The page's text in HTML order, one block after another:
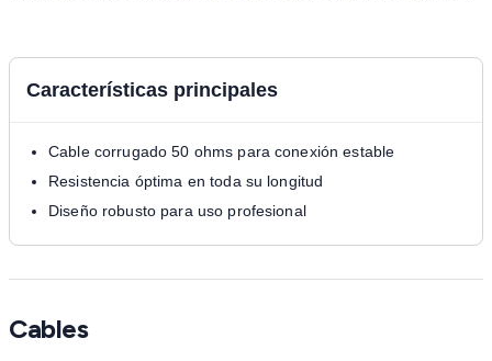
Características principales
Cable corrugado 50 ohms para conexión estable
Resistencia óptima en toda su longitud
Diseño robusto para uso profesional
Cables